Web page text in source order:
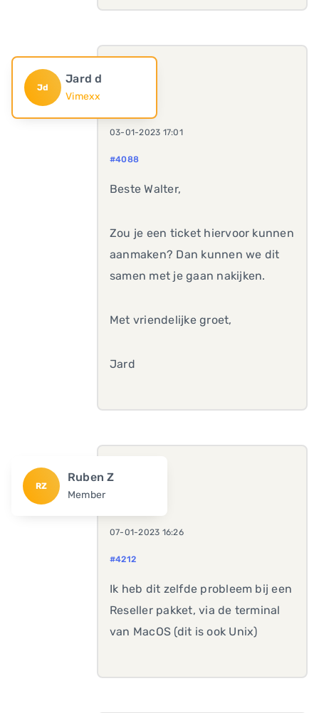
Jd
Jard d
Vimexx
03-01-2023 17:01
#4088
Beste Walter,
Zou je een ticket hiervoor kunnen
aanmaken? Dan kunnen we dit
samen met je gaan nakijken.
Met vriendelijke groet,
Jard
RZ
Ruben Z
Member
07-01-2023 16:26
#4212
Ik heb dit zelfde probleem bij een
Reseller pakket, via de terminal
van MacOS (dit is ook Unix)